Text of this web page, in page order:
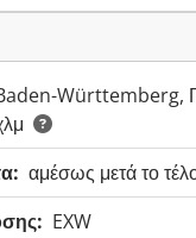
Württemberg,
αμέσως μετά το
EXW